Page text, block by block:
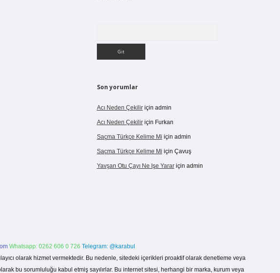
Son yorumlar
Acı Neden Çekiliriçin admin
Acı Neden Çekiliriçin Furkan
Saçma Türkçe Kelime Mi için admin
Saçma Türkçe Kelime Mi için Çavuş
Yavşan Otu Çayı Ne Işe Yarariçin admin
Whatsapp: 0262 606 0 726 Telegram: @karabul
olarak hizmet vermektedir. Bu nedenle, sitedeki içerikleri proaktif olarak denetleme veya
bu sorumluluğu kabul etmiş sayılırlar. Bu internet sitesi, herhangi bir marka, kurum veya